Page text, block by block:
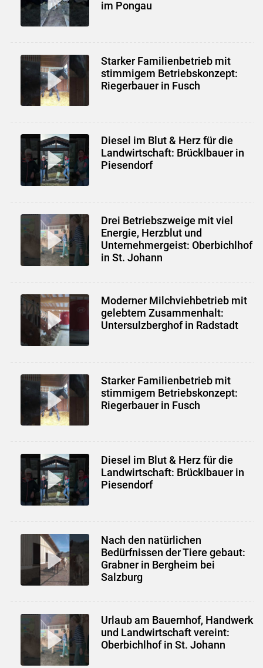
im Pongau
Starker Familienbetrieb mit
stimmigem Betriebskonzept:
Riegerbauer in Fusch
Diesel im Blut & Herz für die
Landwirtschaft: Brücklbauer in
Piesendorf
Drei Betriebszweige mit viel
Energie, Herzblut und
Unternehmergeist: Oberbichlhof
in St. Johann
Moderner Milchviehbetrieb mit
gelebtem Zusammenhalt:
Untersulzberghof in Radstadt
Starker Familienbetrieb mit
stimmigem Betriebskonzept:
Riegerbauer in Fusch
Diesel im Blut & Herz für die
Landwirtschaft: Brücklbauer in
Piesendorf
Nach den natürlichen
Bedürfnissen der Tiere gebaut:
Grabner in Bergheim bei
Salzburg
Urlaub am Bauernhof, Handwerk
und Landwirtschaft vereint:
Oberbichlhof in St. Johann